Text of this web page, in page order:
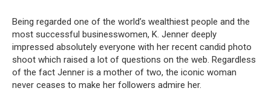
Being regarded one of the world’s wealthiest people and the
most successful businesswomen, K. Jenner deeply
impressed absolutely everyone with her recent candid photo
shoot which raised a lot of questions on the web. Regardless
of the fact Jenner is a mother of two, the iconic woman
never ceases to make her followers admire her.